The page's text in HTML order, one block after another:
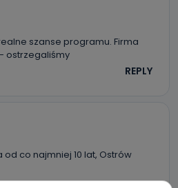
szanse programu. Firma
ostrzegaliśmy
REPLY
co najmniej 10 lat, Ostrów
REPLY